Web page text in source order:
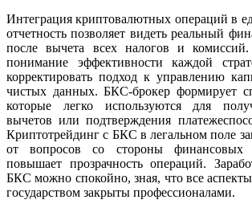
Интеграция криптовалютных операций в
отчетность позволяет видеть реальный
после вычета всех налогов и
понимание эффективности каждой
корректировать подход к управлению
чистых данных. БКС-брокер формирует
которые легко используются для
вычетов или подтверждения
Криптотрейдинг с БКС в легальном поле
от вопросов со стороны финансовых
повышает прозрачность операций.
БКС можно спокойно, зная, что все
государством закрыты профессионалами.